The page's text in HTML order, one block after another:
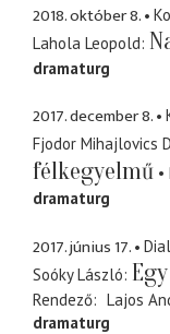
2018. október 8.
Lahola Leopold
dramaturg
2017. december 8.
Fjodor Mihajlovics
félkegyelmű
dramaturg
2017. június 17.
Soóky László
Rendező
Lajos
dramaturg